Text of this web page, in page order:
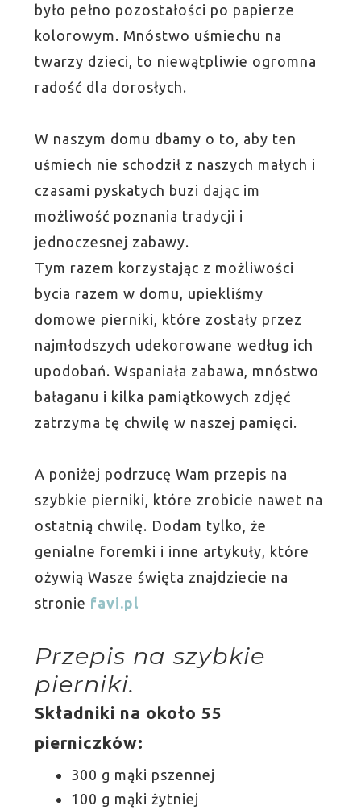
było pełno pozostałości po papierze
kolorowym. Mnóstwo uśmiechu na
twarzy dzieci, to niewątpliwie ogromna
radość dla dorosłych.
W naszym domu dbamy o to, aby ten
uśmiech nie schodził z naszych małych i
czasami pyskatych buzi dając im
możliwość poznania tradycji i
jednoczesnej zabawy.
Tym razem korzystając z możliwości
bycia razem w domu, upiekliśmy
domowe pierniki, które zostały przez
najmłodszych udekorowane według ich
upodobań. Wspaniała zabawa, mnóstwo
bałaganu i kilka pamiątkowych zdjęć
zatrzyma tę chwilę w naszej pamięci.
A poniżej podrzucę Wam przepis na
szybkie pierniki, które zrobicie nawet na
ostatnią chwilę. Dodam tylko, że
genialne foremki i inne artykuły, które
ożywią Wasze święta znajdziecie na
stronie favi.pl
Przepis na szybkie
pierniki.
Składniki na około 55
pierniczków:
300 g mąki pszennej
100 g mąki żytniej